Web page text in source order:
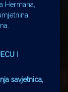
Hermana,
I
savjetnica,